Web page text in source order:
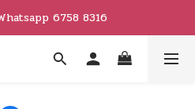
6758 8316